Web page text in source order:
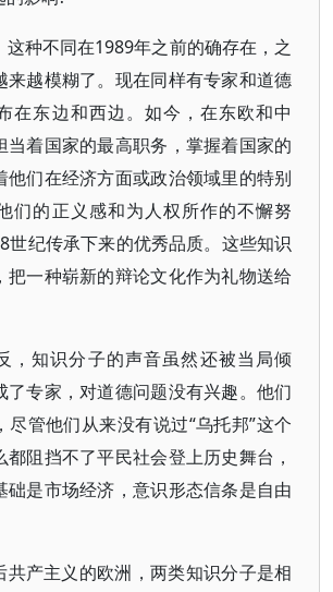
这种不同在1989年之前的确存在，之
来越模糊了。现在同样有专家和道德
在东边和西边。如今，在东欧和中
当着国家的最高职务，掌握着国家的
他们在经济方面或政治领域里的特别
们的正义感和为人权所作的不懈努
世纪传承下来的优秀品质。这些知识
把一种崭新的辩论文化作为礼物送给
，知识分子的声音虽然还被当局倾
了专家，对道德问题没有兴趣。他们
尽管他们从来没有说过“乌托邦”这个
阻挡不了平民社会登上历史舞台，
础是市场经济，意识形态信条是自由
共产主义的欧洲，两类知识分子是相